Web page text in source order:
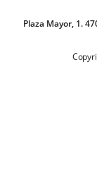
Plaza Mayor, 1.